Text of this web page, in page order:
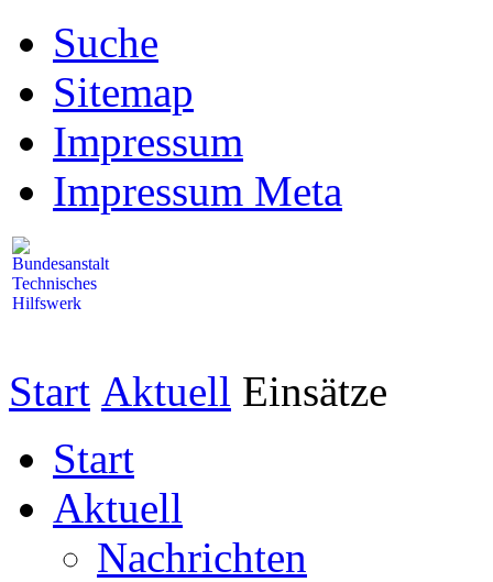
Suche
Sitemap
Impressum
Impressum Meta
Start Aktuell Einsätze
Start
Aktuell
Nachrichten